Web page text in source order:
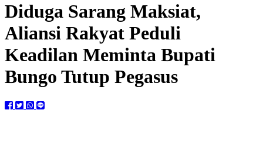
Diduga Sarang Maksiat,
Aliansi Rakyat Peduli
Keadilan Meminta Bupati
Bungo Tutup Pegasus